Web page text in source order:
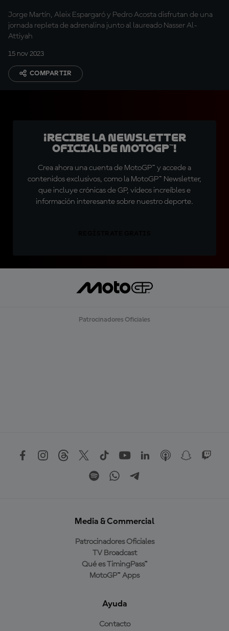
Jorge Martín, Aleix Espargaró y Pedro Acosta disfrutan de una
jornada repleta de adrenalina junto al laureado Nasser Al-
Attiyah
15 nov 2023
COMPARTIR
¡Recibe la Newsletter
oficial de MotoGP™!
Crea ahora una cuenta de MotoGP™ y accede a
contenidos exclusivos, como la MotoGP™ Newsletter,
que incluye crónicas de GP, vídeos increíbles e
información interesante sobre nuestro deporte.
Patrocinadores Oficiales
Media & Commercial
Patrocinadores Oficiales
TV Broadcast
Qué es TimingPass™
MotoGP™ Apps
Ayuda
Contacto